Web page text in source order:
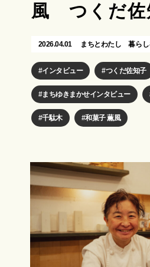
風 つくだ佐
2026.04.01 まちとわたし 暮ら
インタビュー つくだ佐知子
まちゆきまかせインタビュー
千駄木 和菓子 薫風